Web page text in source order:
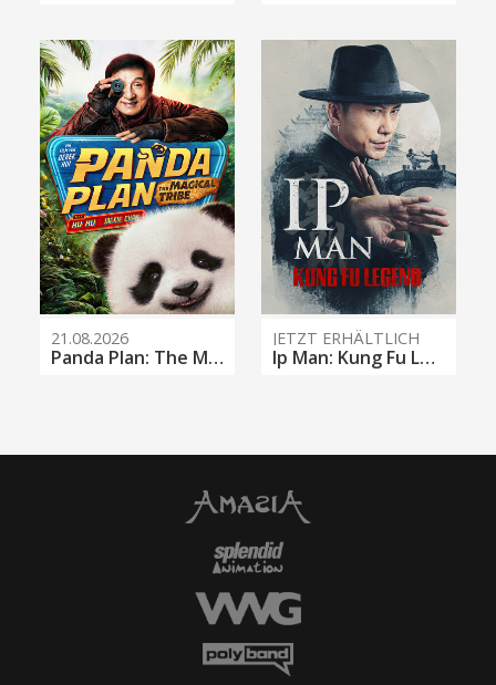
21.08.2026
Panda Plan: The Magical Tribe
JETZT ERHÄLTLICH
Ip Man: Kung Fu Legend